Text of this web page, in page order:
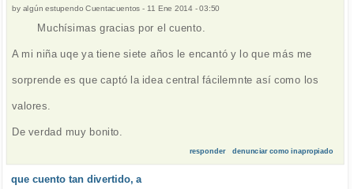
by algún estupendo Cuentacuentos - 11 Ene 2014 - 03:50
Muchísimas gracias por el cuento.
A mi niña uqe ya tiene siete años le encantó y lo que más me
sorprende es que captó la idea central fácilemnte así como los
valores.
De verdad muy bonito.
responder denunciar como inapropiado
que cuento tan divertido, a